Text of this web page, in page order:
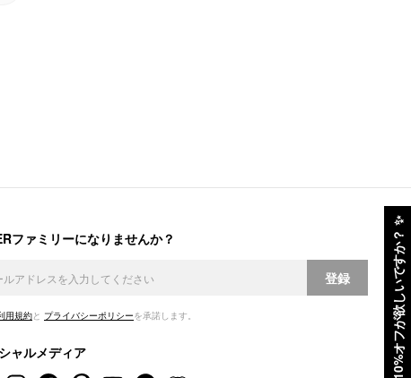
10%オフが欲しいですか？
✨
ファミリーになりませんか？
登録
用規約と プライバシーポリシーを承諾します。
ャルメディア